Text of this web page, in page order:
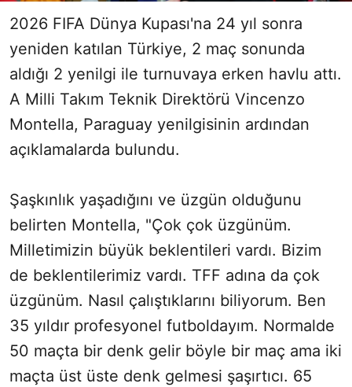
2026 FIFA Dünya Kupası'na 24 yıl sonra
yeniden katılan Türkiye, 2 maç sonunda
aldığı 2 yenilgi ile turnuvaya erken havlu attı.
A Milli Takım Teknik Direktörü Vincenzo
Montella, Paraguay yenilgisinin ardından
açıklamalarda bulundu.
Şaşkınlık yaşadığını ve üzgün olduğunu
belirten Montella, "Çok çok üzgünüm.
Milletimizin büyük beklentileri vardı. Bizim
de beklentilerimiz vardı. TFF adına da çok
üzgünüm. Nasıl çalıştıklarını biliyorum. Ben
35 yıldır profesyonel futboldayım. Normalde
50 maçta bir denk gelir böyle bir maç ama iki
maçta üst üste denk gelmesi şaşırtıcı. 65